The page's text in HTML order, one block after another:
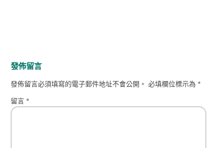
發佈留言
發佈留言必須填寫的電子郵件地址不會公開。 必填欄位標示為*
留言*